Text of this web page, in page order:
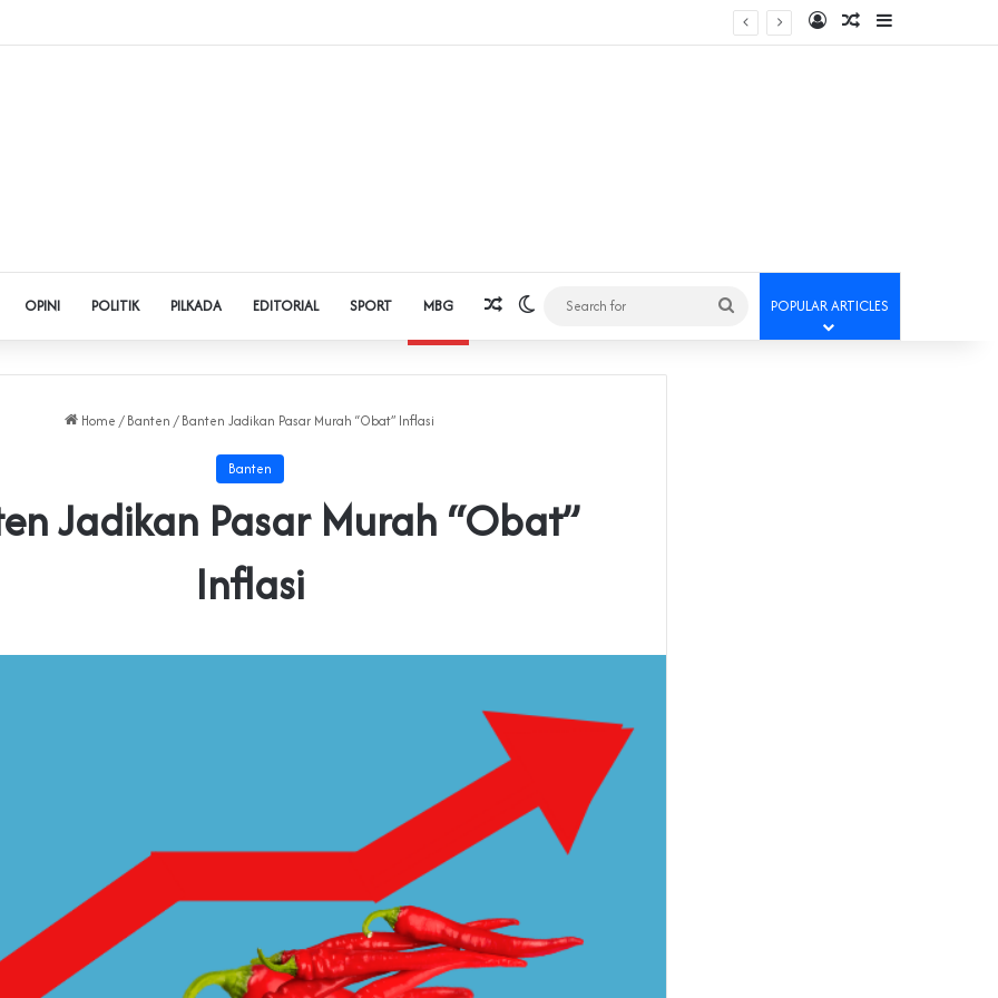
Log InRandom Article
Sidebar
OPINI POLITIK PILKADA EDITORIAL SPORT MBG Random Article
Switch skin
Search
for
POPULAR ARTICLES
Home / Banten / Banten Jadikan Pasar Murah “Obat” Inflasi
Banten
Jadikan Pasar Murah “Obat”
Inflasi